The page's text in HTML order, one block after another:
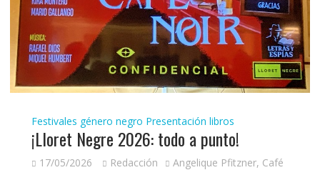
Festivales género negro Presentación libros
¡Lloret Negre 2026: todo a punto!
17/05/2026 Redacción Angelique Pfitzner, Café